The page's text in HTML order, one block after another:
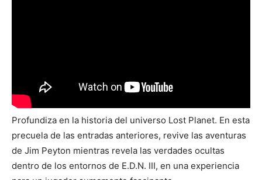
Profundiza en la historia del universo Lost Planet. En esta
precuela de las entradas anteriores, revive las aventuras
de Jim Peyton mientras revela las verdades ocultas
dentro de los entornos de E.D.N. III, en una experiencia